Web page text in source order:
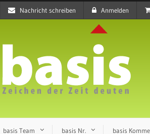
Nachricht schreiben Anmelden
basis Team basis Nr. basis